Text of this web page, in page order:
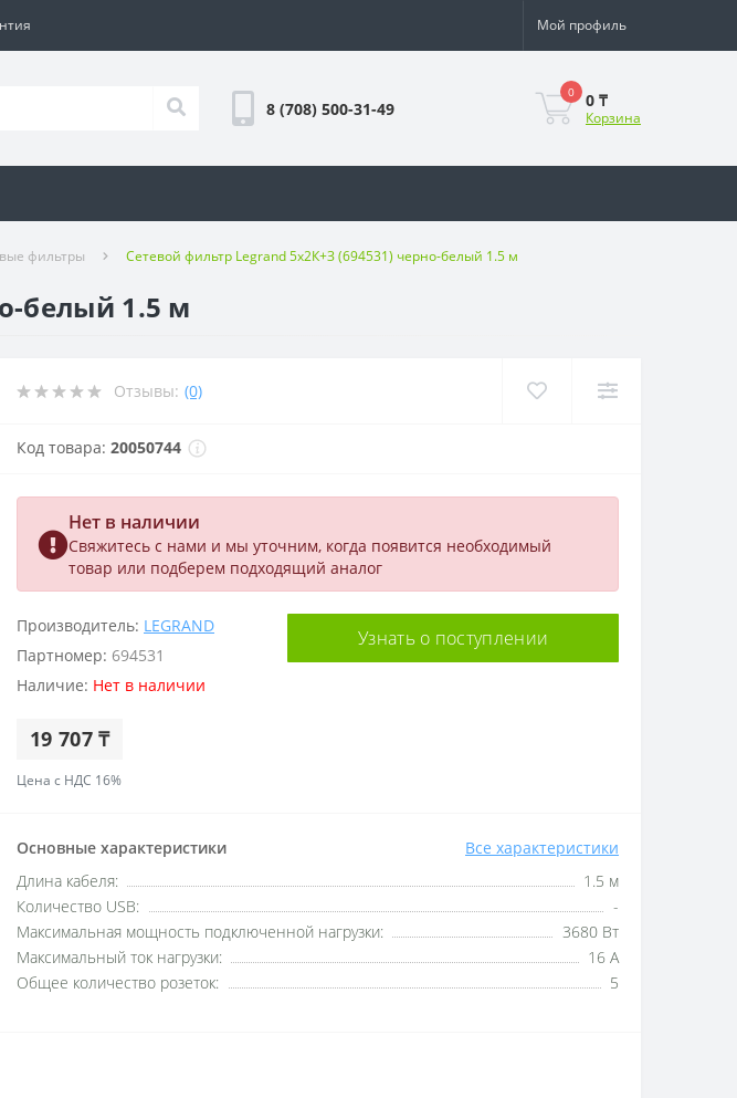
Мой профиль
8 (708) 500-31-49
0 0 ₸
Корзина
фильтры Сетевой фильтр Legrand 5x2К+З (694531) черно-белый 1.5 м
белый 1.5 м
Отзывы: (0)
Код товара: 20050744
Нет в наличии
Свяжитесь с нами и мы уточним, когда появится необходимый
товар или подберем подходящий аналог
Производитель: LEGRAND
Партномер: 694531
Наличие: Нет в наличии
19 707 ₸
Цена с НДС 16%
Узнать о поступлении
Основные характеристики Все характеристики
Длина кабеля:
1.5 м
Количество USB:
-
Максимальная мощность подключенной нагрузки:
3680 Вт
Максимальный ток нагрузки:
16 А
Общее количество розеток:
5